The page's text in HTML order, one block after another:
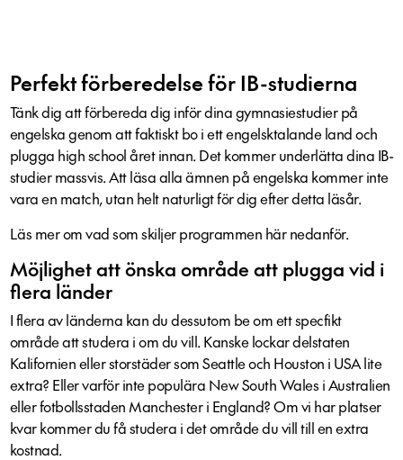
Perfekt förberedelse för IB-studierna
Tänk dig att förbereda dig inför dina gymnasiestudier på
engelska genom att faktiskt bo i ett engelsktalande land och
plugga high school året innan. Det kommer underlätta dina IB-
studier massvis. Att läsa alla ämnen på engelska kommer inte
vara en match, utan helt naturligt för dig efter detta läsår.
Läs mer om vad som skiljer programmen här nedanför.
Möjlighet att önska område att plugga vid i
flera länder
I flera av länderna kan du dessutom be om ett specfikt
område att studera i om du vill. Kanske lockar delstaten
Kalifornien eller storstäder som Seattle och Houston i USA lite
extra? Eller varför inte populära New South Wales i Australien
eller fotbollsstaden Manchester i England? Om vi har platser
kvar kommer du få studera i det område du vill till en extra
kostnad.